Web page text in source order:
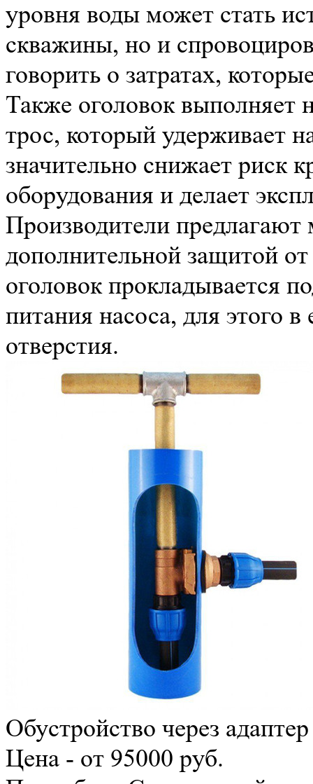
уровня воды может стать
скважины, но и
говорить о затратах,
Также оголовок выполняет
трос, который удерживает
значительно снижает риск
оборудования и делает
Производители
дополнительной защитой
оголовок прокладывается
питания насоса, для этого
отверстия.
Обустройство через адаптер
Цена - от 95000 руб.